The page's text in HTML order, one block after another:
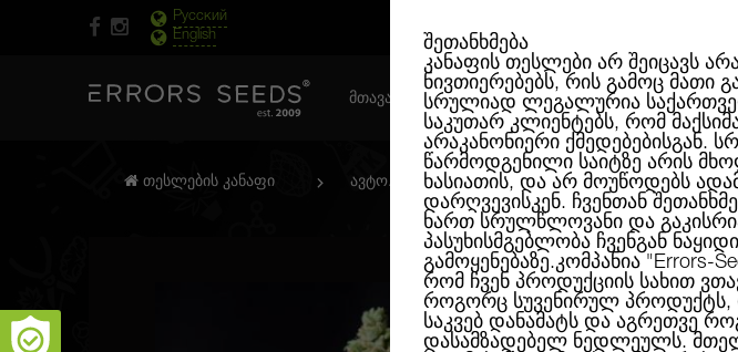
Русский
English
ᲛᲗᲐᲕᲐᲠᲘ ᲒᲕᲔᲠᲓᲘ ABOUT US CATEGORIES
შეთანხმება
კანაფის თესლები არ შეიცავს
ნივთიერებებს, რის გამოც მათი
სრულიად ლეგალურია
საკუთარ კლიენტებს, რომ
არაკანონიერი ქმედებებისგან.
წარმოდგენილი საიტზე არის
ხასიათის, და არ მოუწოდებს
დარღვევისკენ. ჩვენთან
ხართ სრულწლოვანი და
პასუხისმგებლობა ჩვენგან
გამოყენებაზე.კომპანია "Errors-
რომ ჩვენ პროდუქციის სახით
როგორც სუვენირულ პროდუქტს,
საკვებ დანამატს და აგრეთვე
დასამზადებელ ნედლეულს.
თესლების კანაფი ავტო. ფემინიზირებული Auto Super Skunk